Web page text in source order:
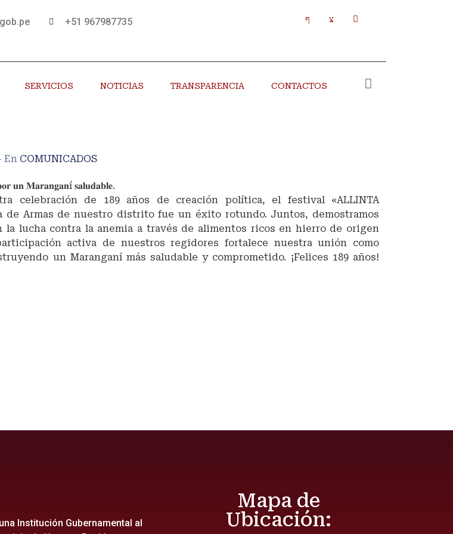
+51 967987735
SERVICIOS NOTICIAS TRANSPARENCIA CONTACTOS
En COMUNICADOS
𝐌𝐚𝐫𝐚𝐧𝐠𝐚𝐧í 𝐬𝐚𝐥𝐮𝐝𝐚𝐛𝐥𝐞.
celebración de 189 años de creación política, el festival «ALLINTA
de Armas de nuestro distrito fue un éxito rotundo. Juntos, demostramos
la lucha contra la anemia a través de alimentos ricos en hierro de origen
activa de nuestros regidores fortalece nuestra unión como
un Maranganí más saludable y comprometido. ¡Felices 189 años!
Institución Gubernamental al
Mapa de
Ubicación: